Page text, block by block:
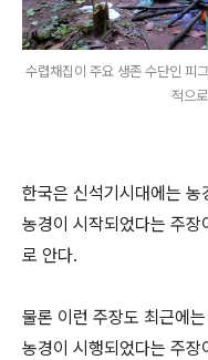
수렵채집이 주요 생존 수단인 피
적으
한국은 신석기시대에는
농경이 시작되었다는 주
로 안다.
물론 이런 주장도 최근에
농경이 시행되었다는 주